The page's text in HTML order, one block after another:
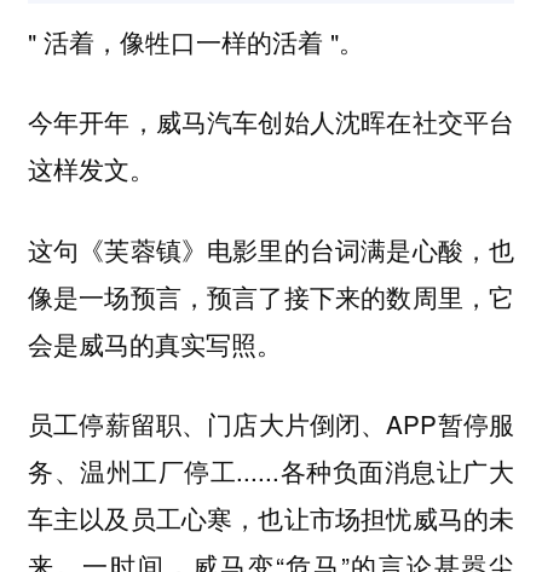
" 活着，像牲口一样的活着 "。
今年开年，威马汽车创始人沈晖在社交平台
这样发文。
这句《芙蓉镇》电影里的台词满是心酸，也
像是一场预言，预言了接下来的数周里，它
会是威马的真实写照。
员工停薪留职、门店大片倒闭、APP暂停服
务、温州工厂停工......各种负面消息让广大
车主以及员工心寒，也让市场担忧威马的未